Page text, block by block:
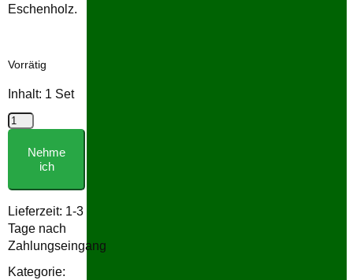
Eschenholz.
Vorrätig
Inhalt: 1 Set
Energieset
in
Holz
Menge
Nehme
ich
Lieferzeit: 1-3
Tage nach
Zahlungseingang
Kategorie: